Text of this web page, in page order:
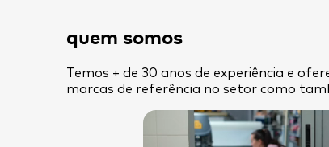
quem somos
Temos + de 30 anos de experiência e
marcas de referência no setor como